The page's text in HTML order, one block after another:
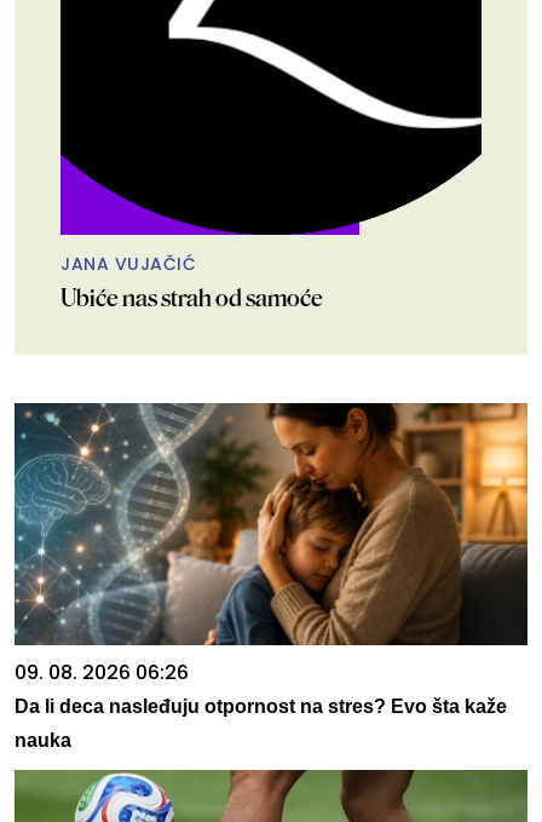
JANA VUJAČIĆ
Ubiće nas strah od samoće
09. 08. 2026 06:26
Da li deca nasleđuju otpornost na stres? Evo šta kaže
nauka